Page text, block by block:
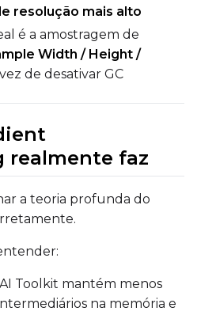
resolução mais alto
é a amostragem de
Width / Height /
de desativar GC
realmente faz
a teoria profunda do
AI Toolkit mantém menos
na memória e